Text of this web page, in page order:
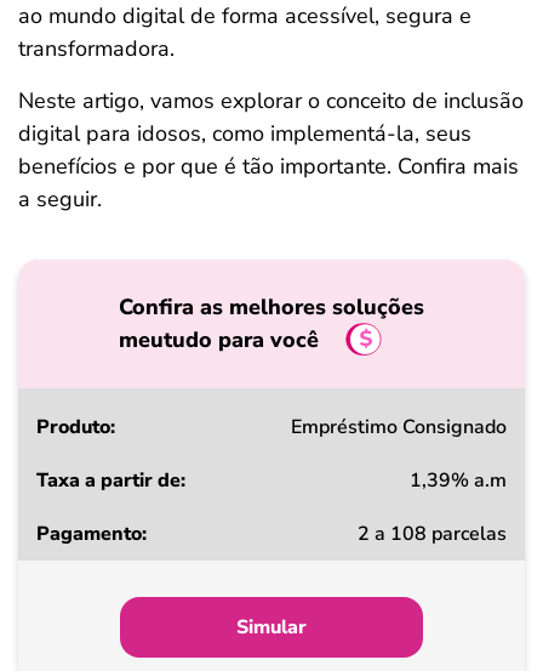
ao mundo digital de forma acessível, segura e
transformadora.
Neste artigo, vamos explorar o conceito de inclusão
digital para idosos, como implementá-la, seus
benefícios e por que é tão importante. Confira mais
a seguir.
Confira as melhores soluções
meutudo para você
Produto
a
Empréstimo Consignado
1,39% a.m
2 a 108 parcelas
Simular